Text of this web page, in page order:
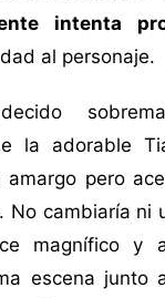
intenta
al personaje.
la adorable
amargo pero
No cambiaría ni
magnífico y
escena junto